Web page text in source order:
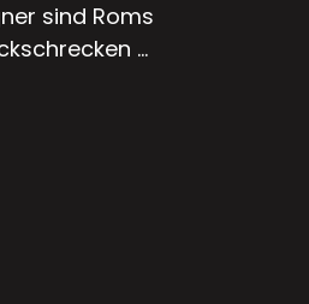
sind Roms
…